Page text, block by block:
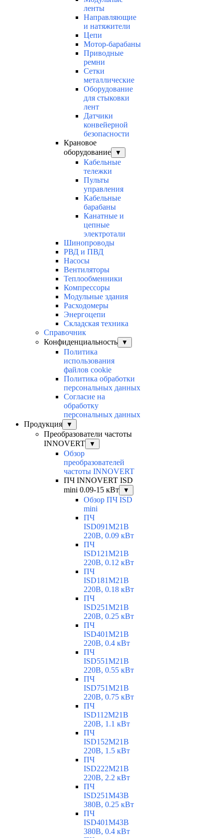
ленты
Направляющие
и натяжители
Цепи
Мотор-барабаны
Приводные
ремни
Сетки
металлические
Оборудование
для стыковки
лент
Датчики
конвейерной
безопасности
Крановое
оборудование
▼
Кабельные
тележки
Пульты
управления
Кабельные
барабаны
Канатные и
цепные
электротали
Шинопроводы
РВД и ПВД
Насосы
Вентиляторы
Теплообменники
Компрессоры
Модульные здания
Расходомеры
Энергоцепи
Складская техника
Справочник
Конфиденциальность
▼
Политика
использования
файлов cookie
Политика обработки
персональных данных
Согласие на
обработку
персональных данных
Продукция
▼
Преобразователи частоты
INNOVERT
▼
Обзор
преобразователей
частоты INNOVERT
ПЧ INNOVERT ISD
mini 0.09-15 кВт
▼
Обзор ПЧ ISD
mini
ПЧ
ISD091M21B
220В, 0.09 кВт
ПЧ
ISD121M21B
220В, 0.12 кВт
ПЧ
ISD181M21B
220В, 0.18 кВт
ПЧ
ISD251M21B
220В, 0.25 кВт
ПЧ
ISD401M21B
220В, 0.4 кВт
ПЧ
ISD551M21B
220В, 0.55 кВт
ПЧ
ISD751M21B
220В, 0.75 кВт
ПЧ
ISD112M21B
220В, 1.1 кВт
ПЧ
ISD152M21B
220В, 1.5 кВт
ПЧ
ISD222M21B
220В, 2.2 кВт
ПЧ
ISD251M43B
380В, 0.25 кВт
ПЧ
ISD401M43B
380В, 0.4 кВт